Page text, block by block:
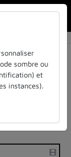
sombre ou
et
instances).